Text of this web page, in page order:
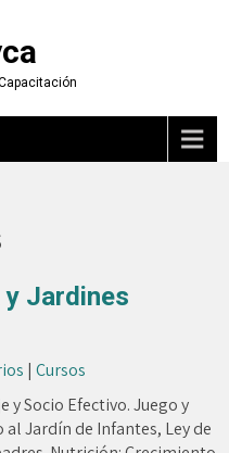
y Jardines
|Cursos
Socio Efectivo. Juego y
Jardín de Infantes, Ley de